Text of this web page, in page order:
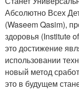
Абсолютно Всех
(Waseem Qasim),
здоровья (Institute
это достижение
использовании
новый метод
это в будущем